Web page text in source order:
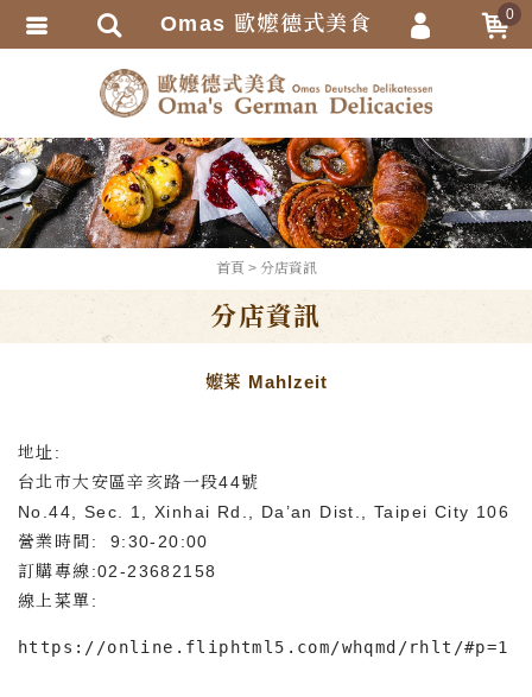
首頁 分店資訊
分店資訊
嬤菜 Mahlzeit
地址:
台北市大安區辛亥路一段44號
No.44, Sec. 1, Xinhai Rd., Da’an Dist., Taipei City 106
營業時間: 9:30-20:00
訂購專線:02-23682158
線上菜單:
https://online.fliphtml5.com/whqmd/rhlt/#p=1
Omas 歐嬤德式美食 0
會員登入
會員註冊
忘記密碼
訂單查詢
追蹤清單TRACK LISTING
匯款通知
繁體中文